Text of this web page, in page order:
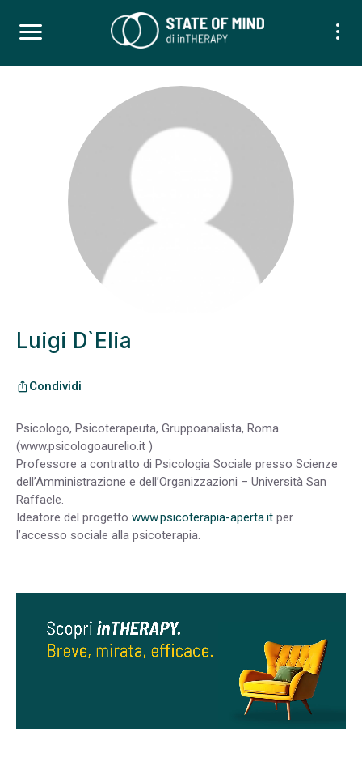
Luigi D`Elia
ios_shareCondividi
Psicologo, Psicoterapeuta, Gruppoanalista, Roma
(www.psicologoaurelio.it )
Professore a contratto di Psicologia Sociale presso Scienze
dell’Amministrazione e dell’Organizzazioni – Università San
Raffaele.
Ideatore del progetto www.psicoterapia-aperta.it per
l’accesso sociale alla psicoterapia.